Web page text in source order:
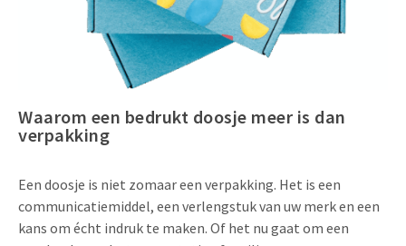
Waarom een bedrukt doosje meer is dan
verpakking
Een doosje is niet zomaar een verpakking. Het is een
communicatiemiddel, een verlengstuk van uw merk en een
kans om écht indruk te maken. Of het nu gaat om een
Pop-up Kaarten
Lenticular Cards
Tabkaarten
Budget kaarten
Media Marketing
Automotive Marketing
Non-profit Marketing
Duurzame Marketing
Marketing voor Scholen
Uitnodigingen
Product Introductie
Kalender maken
Klantenbinding
Contactgegevens
Brochure downloaden